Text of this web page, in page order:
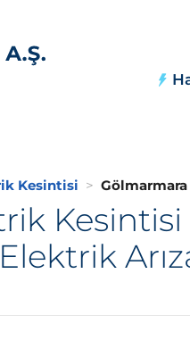
Kesintisi
Elektrik